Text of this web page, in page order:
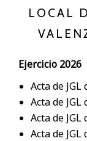
LOCAL
Ejercicio 2026
Acta de
Acta de
Acta de
Acta de